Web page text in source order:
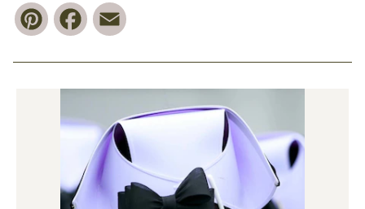
PinterestFacebook